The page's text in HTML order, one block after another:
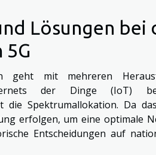
Lösungen bei
geht mit mehreren
der Dinge (IoT)
die Spektrumallokation. Da
erfolgen, um eine optimale
Entscheidungen auf